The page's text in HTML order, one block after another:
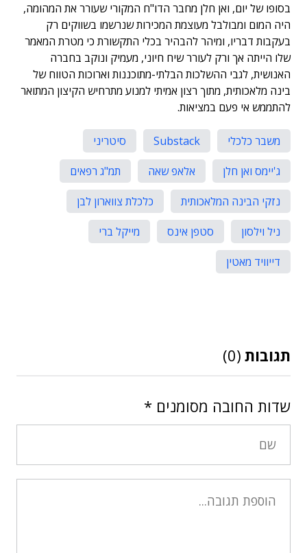
בסופו של יום, ואן חלן מחבר הדו"ח המקורי שעורר את המהומה,
היה המום ומבולבל מעוצמת המכירות שנרשמו בשווקים רק
בעקבות דבריו, ומיהר להבהיר בכלי התקשורת כי מטרת המאמר
שלו הייתה אך ורק לעורר שיח חיוני, מעמיק ונוקב בחברה
האנושית, לגבי ההשלכות הבלתי-מתוכננות וארוכות הטווח של
בינה מלאכותית, מתוך רצון אמיתי למנוע מתרחיש הקיצון המתואר
להתממש אי פעם במציאות.
משבר כלכלי Substack
סיטריני
ג'יימס ואן חלן
אלאפ שאה
תמ"ג רפאים
נזקי הבינה המלאכותית
כלכלת צווארון לבן
ניל וילסון
סטפן אינס
מייקל ברי
דייוויד מאטין
תגובות (0)
שדות החובה מסומנים *